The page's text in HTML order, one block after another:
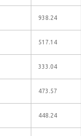
938.24
517.14
333.04
473.57
448.24